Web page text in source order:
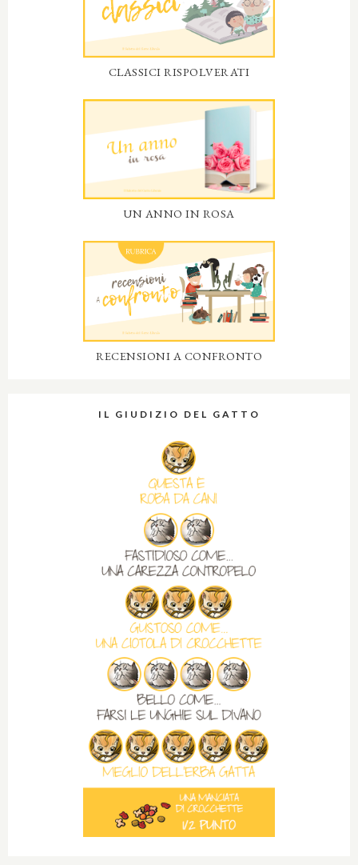
CLASSICI RISPOLVERATI
UN ANNO IN ROSA
RECENSIONI A CONFRONTO
IL GIUDIZIO DEL GATTO